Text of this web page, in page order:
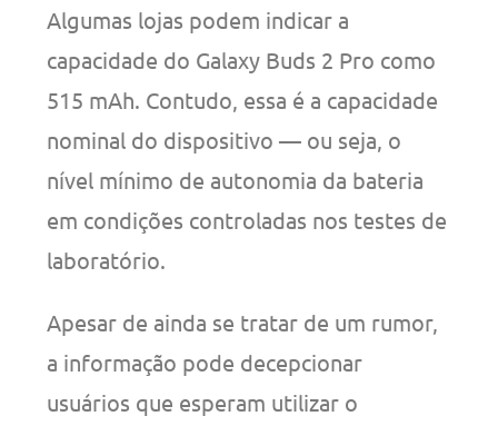
Algumas lojas podem indicar a
capacidade do Galaxy Buds 2 Pro como
515 mAh. Contudo, essa é a capacidade
nominal do dispositivo — ou seja, o
nível mínimo de autonomia da bateria
em condições controladas nos testes de
laboratório.
Apesar de ainda se tratar de um rumor,
a informação pode decepcionar
usuários que esperam utilizar o